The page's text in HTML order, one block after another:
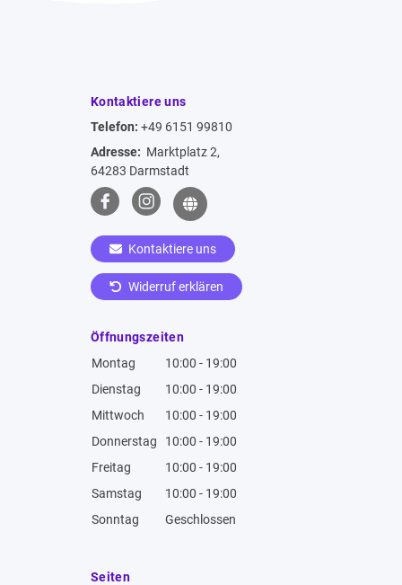
Kontaktiere uns
Telefon: +49 6151 99810
Adresse: Marktplatz 2,
64283 Darmstadt
Kontaktiere uns
Widerruf erklären
Öffnungszeiten
Montag
10:00 - 19:00
Dienstag
10:00 - 19:00
Mittwoch
10:00 - 19:00
Donnerstag
10:00 - 19:00
Freitag
10:00 - 19:00
Samstag
10:00 - 19:00
Sonntag
Geschlossen
Seiten